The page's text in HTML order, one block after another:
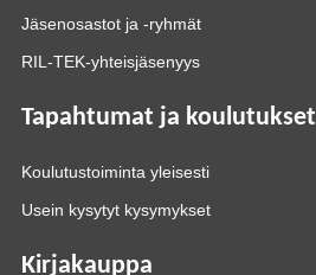
Jäsenosastot ja -ryhmät
RIL-TEK-yhteisjäsenyys
Tapahtumat ja koulutukset
Koulutustoiminta yleisesti
Usein kysytyt kysymykset
Kirjakauppa